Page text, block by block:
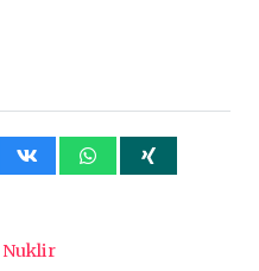
Nuklir